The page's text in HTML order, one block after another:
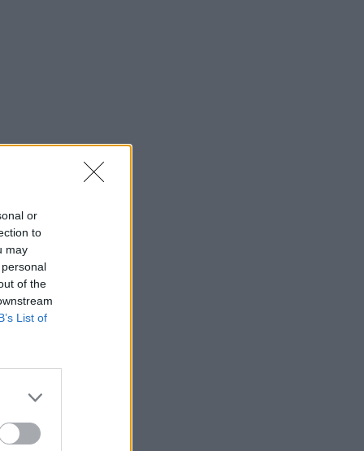
or
to
may
of the
List of